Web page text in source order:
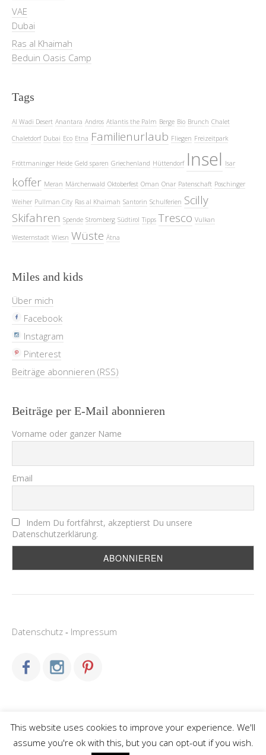
VAE
Dubai
Ras al Khaimah
Beduin Oasis Camp
Tags
Al Wadi Desert Anantara Andros Atlantis the Palm Berge Bio Brunch Chalet
Chaletdorf Dubai Eco Etna Familienurlaub Fliegen Freizeitpark
Fröttmaninger Heide Geld sparen Griechenland Hüttendorf Insel Isar
koffer Meran Märchenwald Oktoberfest Oman Onar Patenschaft Poschinger
Weiher Pullman City Ras al Khaimah Santorin Schulferien Scilly
Skifahren Spende Stromberg Südtirol Tipps Tresco Vulkan
Westernstadt Wiesn Wüste Ätna
Miles and kids
Über mich
Facebook
Instagram
Pinterest
Beiträge abonnieren (RSS)
Beiträge per E-Mail abonnieren
Vorname oder ganzer Name
Email
Indem Du fortfährst, akzeptierst Du unsere
Datenschutzerklärung.
Datenschutz - Impressum
Copyright © 2026 miles and kids.
This website uses cookies to improve your experience. We'll
assume you're ok with this, but you can opt-out if you wish.